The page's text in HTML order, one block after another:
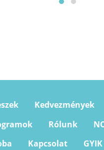
Kedvezmények
Rólunk
Kapcsolat GYIK